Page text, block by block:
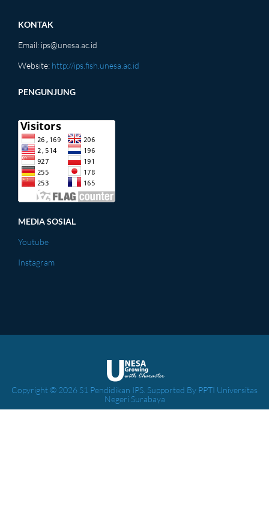
KONTAK
Email: ips@unesa.ac.id
Website: http://ips.fish.unesa.ac.id
PENGUNJUNG
MEDIA SOSIAL
Youtube
Instagram
Copyright © 2026 S1 Pendidikan IPS. Supported By PPTI Universitas
Negeri Surabaya